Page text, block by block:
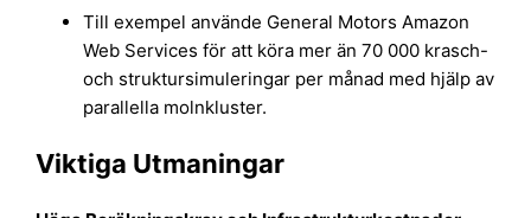
Till exempel använde General Motors Amazon
Web Services för att köra mer än 70 000 krasch-
och struktursimuleringar per månad med hjälp av
parallella molnkluster.
Viktiga Utmaningar